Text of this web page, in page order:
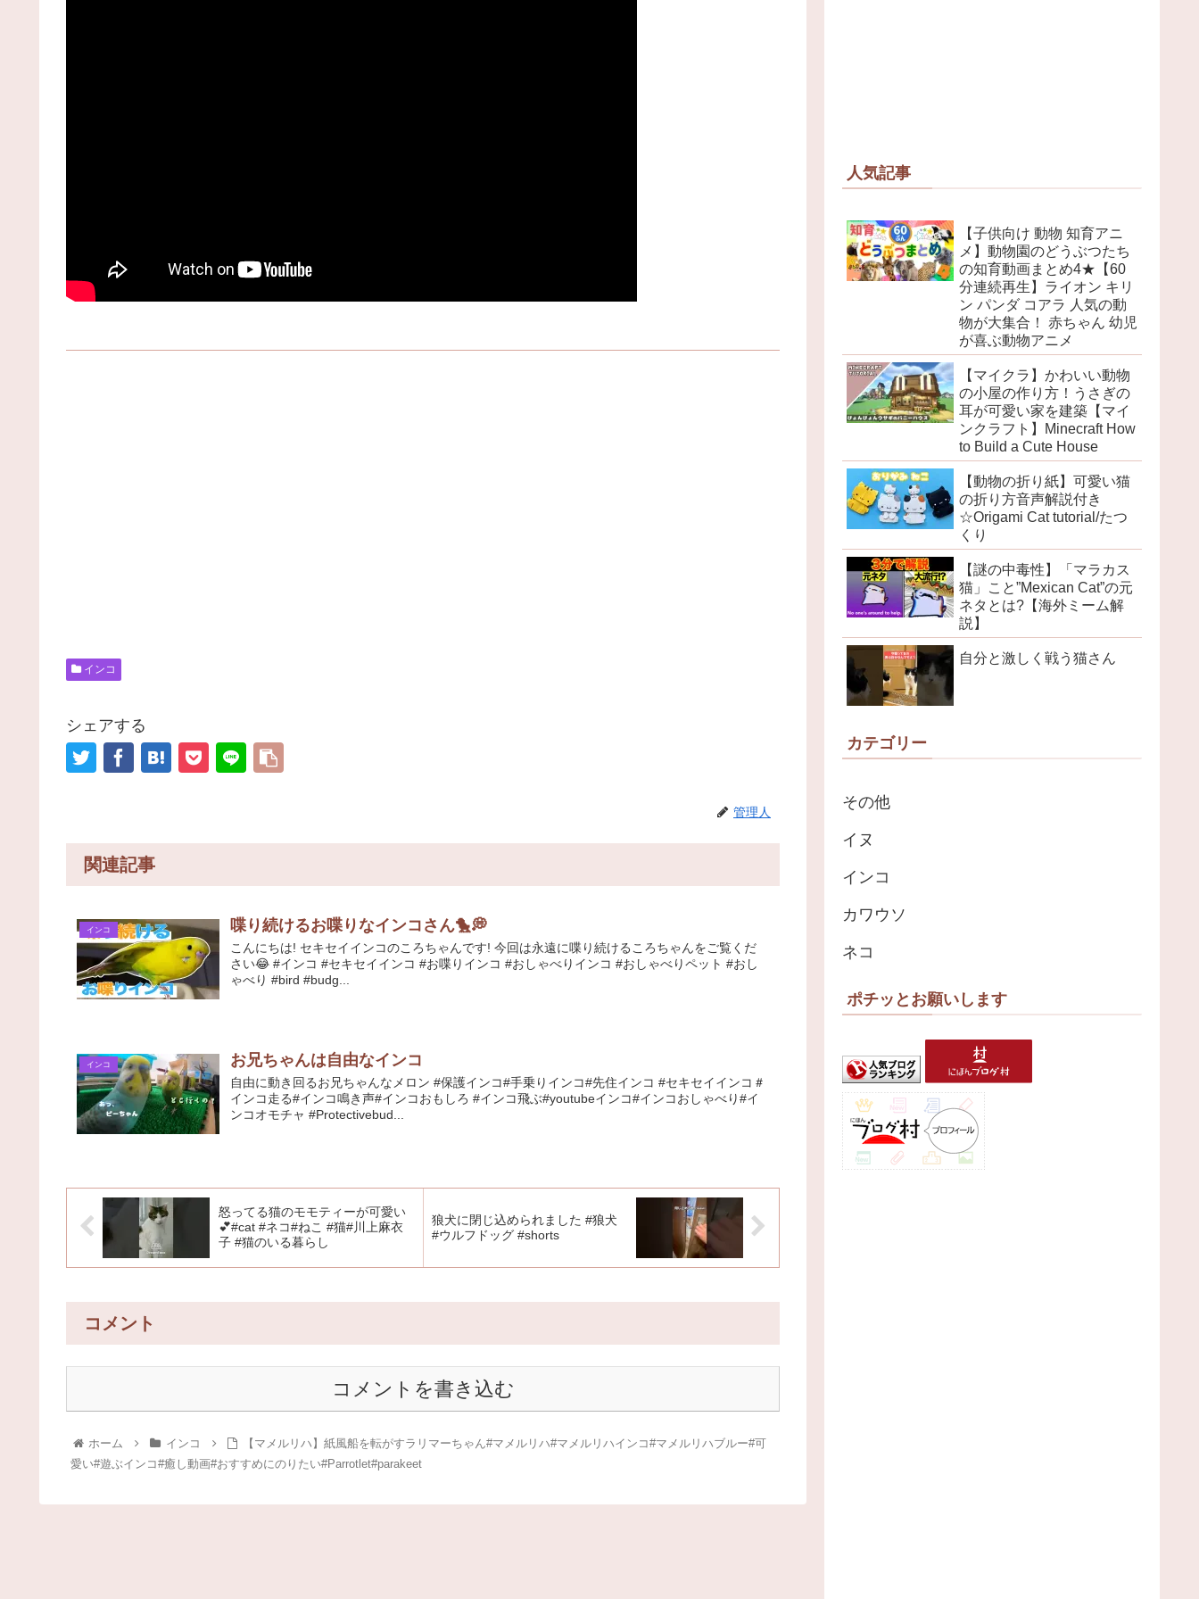
インコ
シェアする
管理人
関連記事
インコ 喋り続けるお喋りなインコさん🐤💭
こんにちは! セキセイインコのころちゃんです! 今回は永遠に喋り続けるころちゃんをご覧くだ
さい😂 #インコ #セキセイインコ #お喋りインコ #おしゃべりインコ #おしゃべりペット #おし
ゃべり #bird #budg...
インコ お兄ちゃんは自由なインコ
自由に動き回るお兄ちゃんなメロン #保護インコ#手乗りインコ#先住インコ #セキセイインコ＃
インコ走る#インコ鳴き声#インコおもしろ #インコ飛ぶ#youtubeインコ#インコおしゃべり#イ
ンコオモチャ #Protectivebud...
怒ってる猫のモモティーが可愛い
💕#cat #ネコ#ねこ #猫#川上麻衣
子 #猫のいる暮らし
狼犬に閉じ込められました #狼犬
#ウルフドッグ #shorts
コメント
コメントを書き込む
ホーム インコ
【マメルリハ】紙風船を転がすラリマーちゃん#マメルリハ#マメルリハインコ#マメルリハブルー#可
愛い#遊ぶインコ#癒し動画#おすすめにのりたい#Parrotlet#parakeet
人気記事
【子供向け 動物 知育アニ
メ】動物園のどうぶつたち
の知育動画まとめ4★【60
分連続再生】ライオン キリ
ン パンダ コアラ 人気の動
物が大集合！ 赤ちゃん 幼児
が喜ぶ動物アニメ
【マイクラ】かわいい動物
の小屋の作り方！うさぎの
耳が可愛い家を建築【マイ
ンクラフト】Minecraft How
to Build a Cute House
【動物の折り紙】可愛い猫
の折り方音声解説付き
☆Origami Cat tutorial/たつ
くり
【謎の中毒性】「マラカス
猫」こと”Mexican Cat”の元
ネタとは?【海外ミーム解
説】
自分と激しく戦う猫さん
カテゴリー
その他
イヌ
インコ
カワウソ
ネコ
ポチッとお願いします